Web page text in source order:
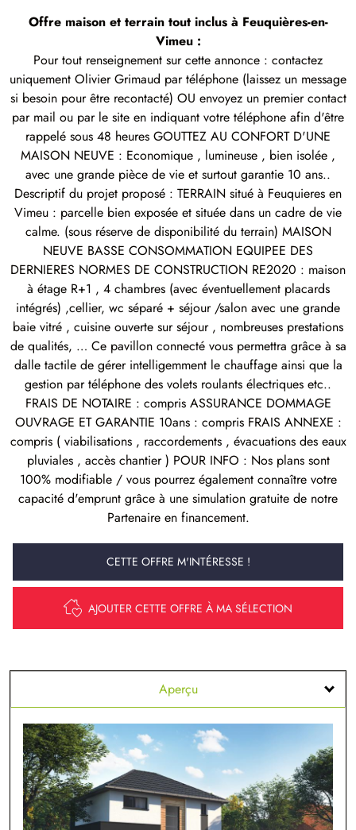
Offre maison et terrain tout inclus à Feuquières-en-
Vimeu :
Pour tout renseignement sur cette annonce : contactez
uniquement Olivier Grimaud par téléphone (laissez un message
si besoin pour être recontacté) OU envoyez un premier contact
par mail ou par le site en indiquant votre téléphone afin d'être
rappelé sous 48 heures GOUTTEZ AU CONFORT D'UNE
MAISON NEUVE : Economique , lumineuse , bien isolée ,
avec une grande pièce de vie et surtout garantie 10 ans..
Descriptif du projet proposé : TERRAIN situé à Feuquieres en
Vimeu : parcelle bien exposée et située dans un cadre de vie
calme. (sous réserve de disponibilité du terrain) MAISON
NEUVE BASSE CONSOMMATION EQUIPEE DES
DERNIERES NORMES DE CONSTRUCTION RE2020 : maison
à étage R+1 , 4 chambres (avec éventuellement placards
intégrés) ,cellier, wc séparé + séjour /salon avec une grande
baie vitré , cuisine ouverte sur séjour , nombreuses prestations
de qualités, … Ce pavillon connecté vous permettra grâce à sa
dalle tactile de gérer intelligemment le chauffage ainsi que la
gestion par téléphone des volets roulants électriques etc..
FRAIS DE NOTAIRE : compris ASSURANCE DOMMAGE
OUVRAGE ET GARANTIE 10ans : compris FRAIS ANNEXE :
compris ( viabilisations , raccordements , évacuations des eaux
pluviales , accès chantier ) POUR INFO : Nos plans sont
100% modifiable / vous pourrez également connaître votre
capacité d'emprunt grâce à une simulation gratuite de notre
Partenaire en financement.
CETTE OFFRE M'INTÉRESSE !
AJOUTER CETTE OFFRE À MA SÉLECTION
Aperçu